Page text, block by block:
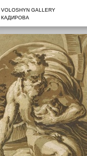
VOLOSHYN GALLERY
КАДИРОВА